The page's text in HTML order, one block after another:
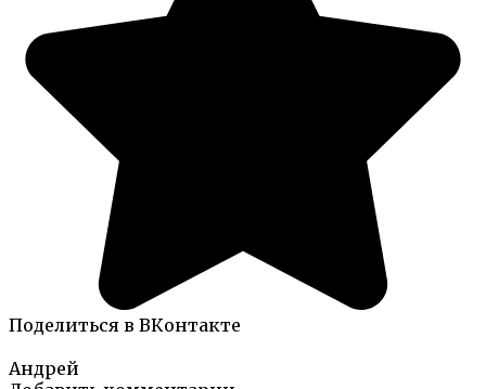
Поделиться в ВКонтакте
Андрей